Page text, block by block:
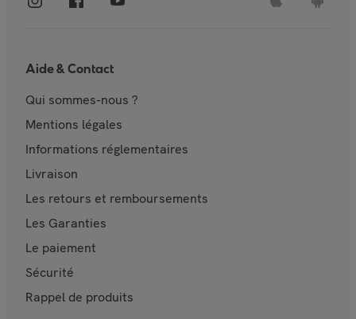
Aide & Contact
Qui sommes-nous ?
Mentions légales
Informations réglementaires
Livraison
Les retours et remboursements
Les Garanties
Le paiement
Sécurité
Rappel de produits